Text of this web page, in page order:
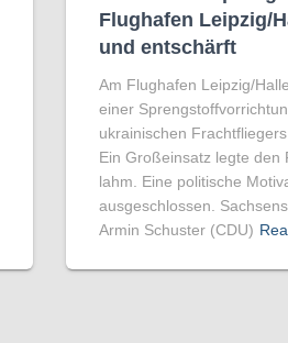
Flughafen Leipzig/
und entschärft
Am Flughafen Leipzig/
einer
ukrainischen
Ein Großeinsatz legte den
lahm. Eine politische
ausgeschlossen.
Armin Schuster (CDU)